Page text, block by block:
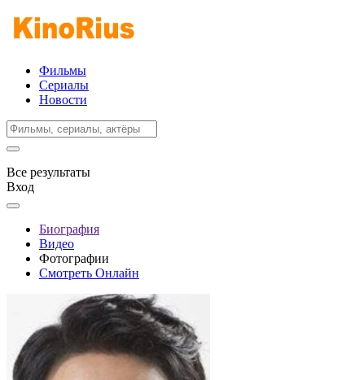
Фильмы
Сериалы
Новости
Все результаты
Вход
Биография
Видео
Фотографии
Смотреть Онлайн